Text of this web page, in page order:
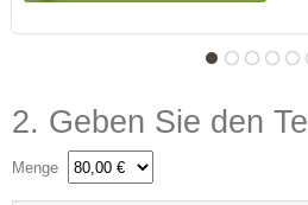
2. Geben Sie den
Menge